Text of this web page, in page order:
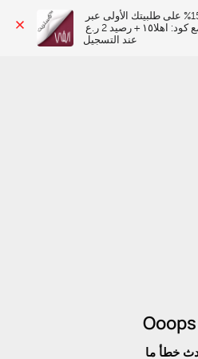
عند التسجيل